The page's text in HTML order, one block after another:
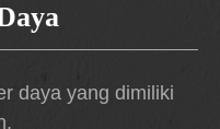
daya yang dimiliki